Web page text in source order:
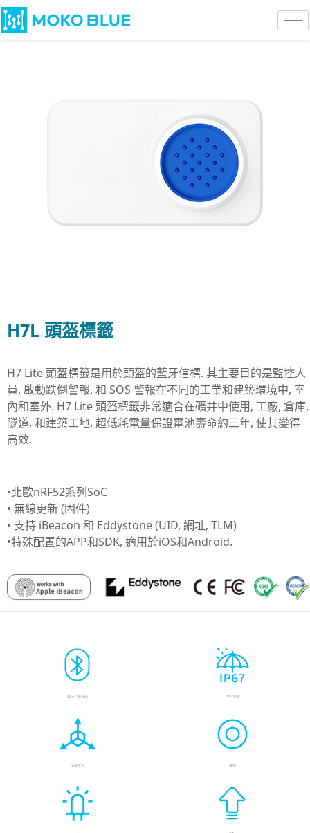
H7L 頭盔標籤
H7 Lite 頭盔標籤是用於頭盔的藍牙信標. 其主要目的是監控人
員, 啟動跌倒警報, 和 SOS 警報在不同的工業和建築環境中, 室
內和室外. H7 Lite 頭盔標籤非常適合在礦井中使用, 工廠, 倉庫,
隧道, 和建築工地, 超低耗電量保證電池壽命約三年, 使其變得
高效.
•北歐nRF52系列SoC
• 無線更新 (固件)
• 支持 iBeacon 和 Eddystone (UID, 網址, TLM)
•特殊配置的APP和SDK, 適用於iOS和Android.
藍牙 5 兼容的 IP67防水
加速度計 按鈕